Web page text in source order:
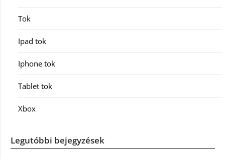
Tok
Ipad tok
Iphone tok
Tablet tok
Xbox
Legutóbbi bejegyzések